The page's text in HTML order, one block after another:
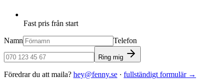
Fast pris från start
Namn Telefon
Ring mig
Föredrar du att maila? hey@fenny.se · fullständigt formulär→